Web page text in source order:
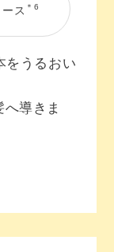
ス ＊6
をうるおい
導きま